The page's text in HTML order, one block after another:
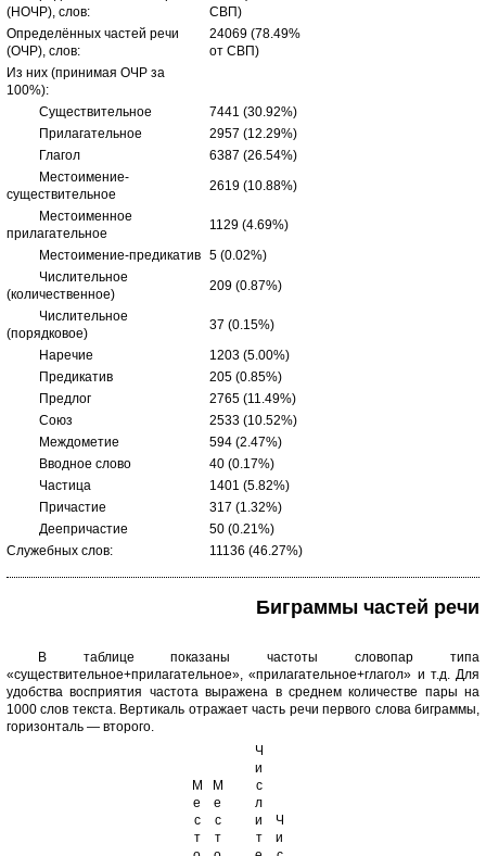
(НОЧР), слов:
СВП)
Определённых частей речи
(ОЧР), слов:
24069 (78.49%
от СВП)
Из них (принимая ОЧР за
100%):
Существительное
7441 (30.92%)
Прилагательное
2957 (12.29%)
Глагол
6387 (26.54%)
Местоимение-
существительное
2619 (10.88%)
Местоименное
прилагательное
1129 (4.69%)
Местоимение-предикатив 5 (0.02%)
Числительное
(количественное)
209 (0.87%)
Числительное
(порядковое)
37 (0.15%)
Наречие
1203 (5.00%)
Предикатив
205 (0.85%)
Предлог
2765 (11.49%)
Союз
2533 (10.52%)
Междометие
594 (2.47%)
Вводное слово
40 (0.17%)
Частица
1401 (5.82%)
Причастие
317 (1.32%)
Деепричастие
50 (0.21%)
Служебных слов:
11136 (46.27%)
Биграммы частей речи
В таблице показаны частоты словопар типа
«существительное+прилагательное», «прилагательное+глагол» и т.д. Для
удобства восприятия частота выражена в среднем количестве пары на
1000 слов текста. Вертикаль отражает часть речи первого слова биграммы,
горизонталь — второго.
М
е
с
т
М
е
с
т
Ч
и
с
л
и
т
Ч
и